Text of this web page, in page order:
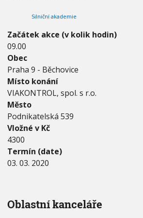
E
3
.
3
.
2
0
2
0
Silniční akademie
Začátek akce (v kolik hodin)
09.00
Obec
Praha 9 - Běchovice
Místo konání
VIAKONTROL, spol. s r.o.
Město
Podnikatelská 539
Vložné v Kč
4300
Termín (date)
03. 03. 2020
Oblastní kanceláře